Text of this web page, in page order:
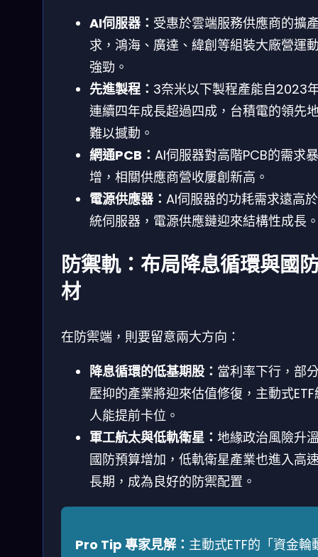
AI伺服器： 受惠於雲端服務供應商的擴
求，鴻海、廣達、緯創等組裝大廠營運
強勁。
先進製程： 3奈米以下製程產能自2023
連續四年成長超過四成，台積電的領先
難以撼動。
網通PCB： AI伺服器對高階PCB的需求暴
增，相關供應商營收屢創新高。
電源供應器： AI伺服器的功耗需求遠高
統伺服器，電源供應鏈迎來結構性成長
防禦軌：布局降息循環與國
材
在防禦端，則要留意兩大方向：
降息循環的低基期股： 當利率下行，部
壓抑的產業將迎來估值修復，主動式
人能提前卡位。
軍工航太與低軌衛星： 地緣政治風險升
國防預算增加，低軌衛星產業也進入高
長期，成為良好的防禦配置。
Pro Tip 專家見解： 主動式ETF的「資金輪